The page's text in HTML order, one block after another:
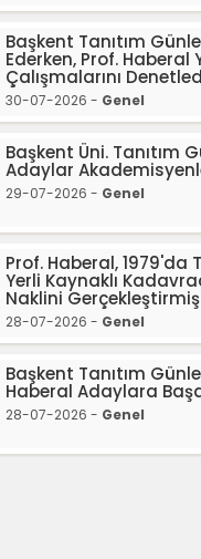
Başkent Tanıtım
Ederken, Prof. Haberal
Çalışmalarını
30-07-2026 - Genel
Başkent Üni. Tanıtım
Adaylar
29-07-2026 - Genel
Prof. Haberal, 1979'da
Yerli Kaynaklı
Naklini
28-07-2026 - Genel
Başkent Tanıtım
Haberal Adaylara
28-07-2026 - Genel